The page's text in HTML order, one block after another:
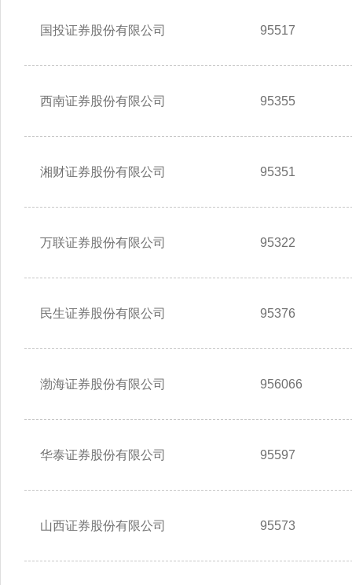
国投证券股份有限公司 95517
西南证券股份有限公司 95355
湘财证券股份有限公司 95351
万联证券股份有限公司 95322
民生证券股份有限公司 95376
渤海证券股份有限公司 956066
华泰证券股份有限公司 95597
山西证券股份有限公司 95573